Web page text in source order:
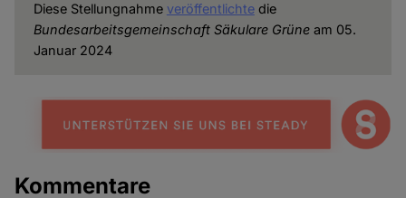
Diese Stellungnahme veröffentlichtedie
Bundesarbeitsgemeinschaft Säkulare Grüneam 05.
Januar 2024
Kommentare